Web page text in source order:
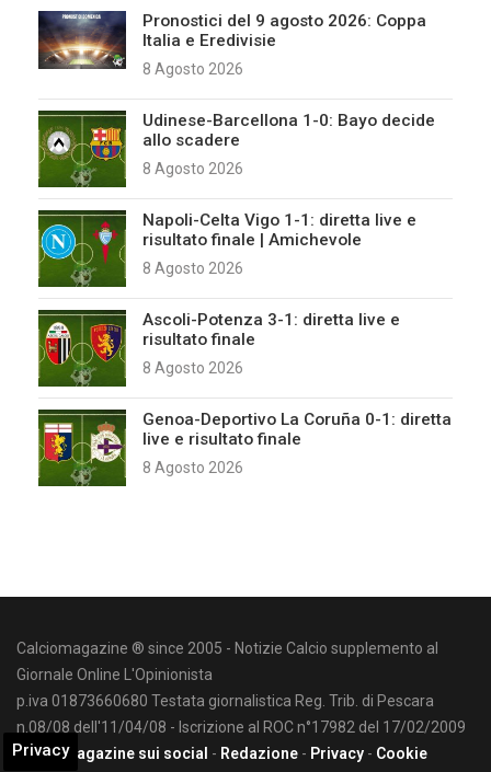
Pronostici del 9 agosto 2026: Coppa
Italia e Eredivisie
8 Agosto 2026
Udinese-Barcellona 1-0: Bayo decide
allo scadere
8 Agosto 2026
Napoli-Celta Vigo 1-1: diretta live e
risultato finale | Amichevole
8 Agosto 2026
Ascoli-Potenza 3-1: diretta live e
risultato finale
8 Agosto 2026
Genoa-Deportivo La Coruña 0-1: diretta
live e risultato finale
8 Agosto 2026
Calciomagazine ® since 2005 - Notizie Calcio supplemento al
Giornale Online L'Opinionista
p.iva 01873660680 Testata giornalistica Reg. Trib. di Pescara
n.08/08 dell'11/04/08 - Iscrizione al ROC n°17982 del 17/02/2009
Calciomagazine sui social - Redazione - Privacy - Cookie
Privacy